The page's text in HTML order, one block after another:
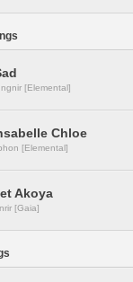
[Elemental]
Chloe
[Elemental]
Akoya
[Gaia]